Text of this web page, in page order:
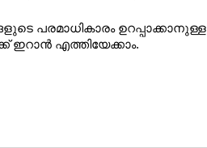
പരമാധികാരം ഉറപ്പാക്കാനുള്ള
ഇറാൻ എത്തിയേക്കാം.